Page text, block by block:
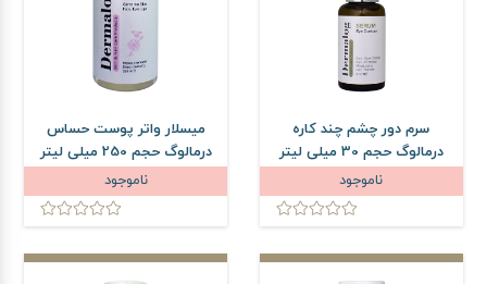
سرم دور چشم چند کاره
درمالوگ حجم 30 میلی لیتر
ناموجود
میسلار واتر پوست حساس
درمالوگ حجم 250 میلی لیتر
ناموجود